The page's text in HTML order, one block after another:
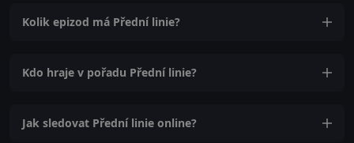
Kolik epizod má Přední linie?
Kdo hraje v pořadu Přední linie?
Jak sledovat Přední linie online?